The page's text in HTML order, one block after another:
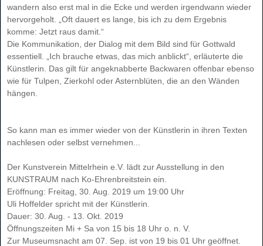
wandern also erst mal in die Ecke und werden irgendwann wieder
hervorgeholt. „Oft dauert es lange, bis ich zu dem Ergebnis
komme: Jetzt raus damit.“
Die Kommunikation, der Dialog mit dem Bild sind für Gottwald
essentiell. „Ich brauche etwas, das mich anblickt“, erläuterte die
Künstlerin. Das gilt für angeknabberte Backwaren offenbar ebenso
wie für Tulpen, Zierkohl oder Asternblüten, die an den Wänden
hängen.
So kann man es immer wieder von der Künstlerin in ihren Texten
nachlesen oder selbst vernehmen...
Der Kunstverein Mittelrhein e.V. lädt zur Ausstellung in den
KUNSTRAUM nach Ko-Ehrenbreitstein ein.
Eröffnung: Freitag, 30. Aug. 2019 um 19:00 Uhr
Uli Hoffelder spricht mit der Künstlerin.
Dauer: 30. Aug. - 13. Okt. 2019
Öffnungszeiten Mi + Sa von 15 bis 18 Uhr o. n. V.
Zur Museumsnacht am 07. Sep. ist von 19 bis 01 Uhr geöffnet.